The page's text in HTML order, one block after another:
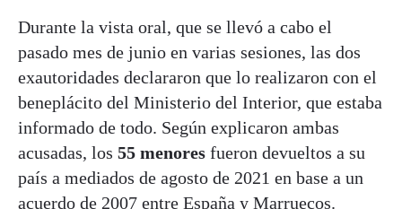
Durante la vista oral, que se llevó a cabo el
pasado mes de junio en varias sesiones, las dos
exautoridades declararon que lo realizaron con el
beneplácito del Ministerio del Interior, que estaba
informado de todo. Según explicaron ambas
acusadas, los 55 menores fueron devueltos a su
país a mediados de agosto de 2021 en base a un
acuerdo de 2007 entre España y Marruecos.